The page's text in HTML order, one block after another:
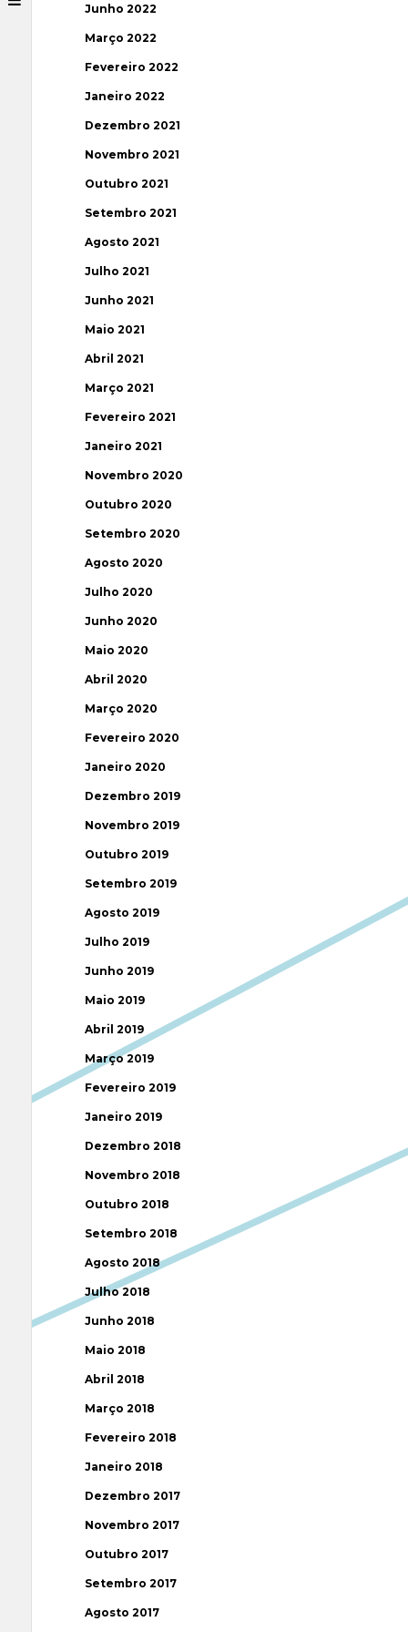
Junho 2022
Março 2022
Fevereiro 2022
Janeiro 2022
Dezembro 2021
Novembro 2021
Outubro 2021
Setembro 2021
Agosto 2021
Julho 2021
Junho 2021
Maio 2021
Abril 2021
Março 2021
Fevereiro 2021
Janeiro 2021
Novembro 2020
Outubro 2020
Setembro 2020
Agosto 2020
Julho 2020
Junho 2020
Maio 2020
Abril 2020
Março 2020
Fevereiro 2020
Janeiro 2020
Dezembro 2019
Novembro 2019
Outubro 2019
Setembro 2019
Agosto 2019
Julho 2019
Junho 2019
Maio 2019
Abril 2019
Março 2019
Fevereiro 2019
Janeiro 2019
Dezembro 2018
Novembro 2018
Outubro 2018
Setembro 2018
Agosto 2018
Julho 2018
Junho 2018
Maio 2018
Abril 2018
Março 2018
Fevereiro 2018
Janeiro 2018
Dezembro 2017
Novembro 2017
Outubro 2017
Setembro 2017
Agosto 2017